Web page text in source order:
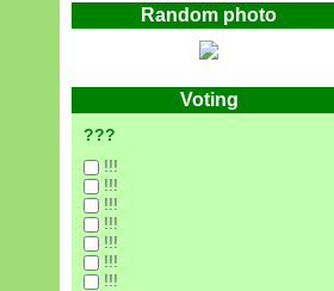
Random photo
Voting
???
!!!
!!!
!!!
!!!
!!!
!!!
!!!